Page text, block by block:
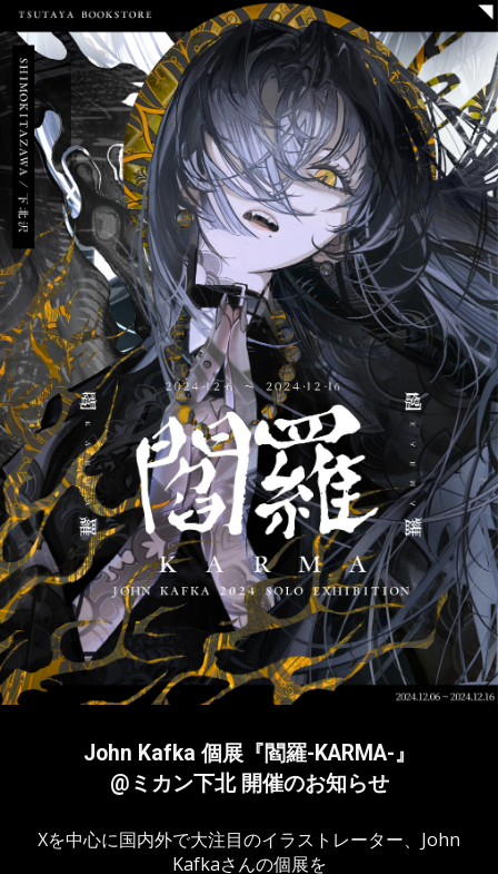
John Kafka 個展『閻羅-KARMA-』
@ミカン下北 開催のお知らせ
Xを中心に国内外で大注目のイラストレーター、John
Kafkaさんの個展を